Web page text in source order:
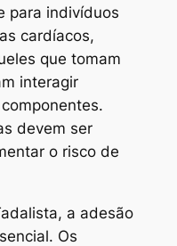
para indivíduos
cardíacos,
que tomam
interagir
devem ser
o risco de
a adesão
Os